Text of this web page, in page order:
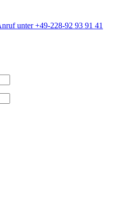
unter +49-228-92 93 91 41